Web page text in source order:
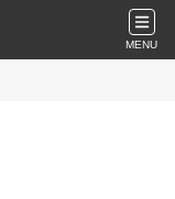
MENU